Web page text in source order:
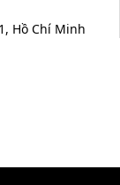
Hồ Chí Minh